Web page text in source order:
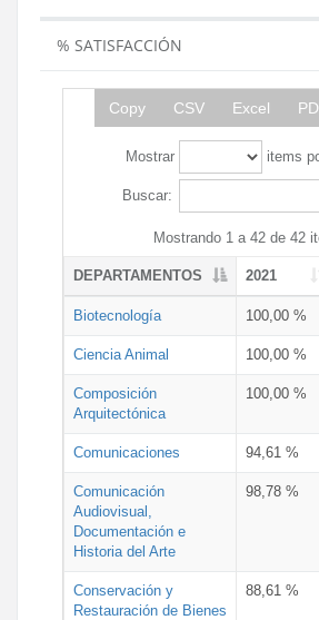
% SATISFACCIÓN
Copy CSV Excel
Mostrar items
Buscar:
Mostrando 1 a 42 de 42
DEPARTAMENTOS 2021
Biotecnología 100,00 %
Ciencia Animal 100,00 %
Composición
Arquitectónica
100,00 %
Comunicaciones 94,61 %
Comunicación
Audiovisual,
Documentación e
Historia del Arte
98,78 %
Conservación y
Restauración de Bienes
88,61 %